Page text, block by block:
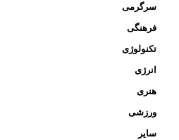
سرگرمی
فرهنگی
تکنولوژی
انرژی
هنری
ورزشی
سایر